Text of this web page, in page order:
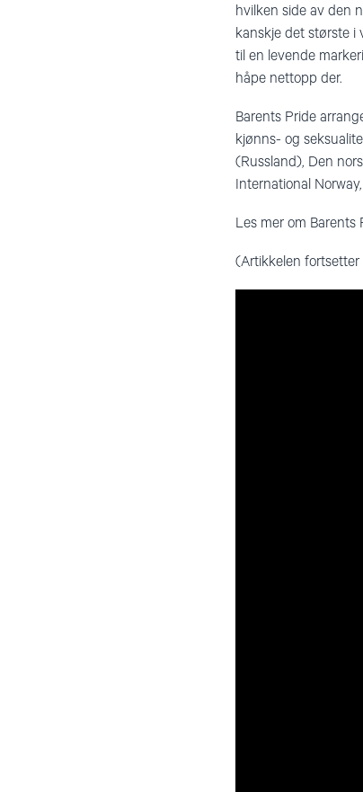
hvilken side av den
kanskje det største i
til en levende
håpe nettopp der.
Barents Pride
kjønns- og
(Russland), Den
International
Les mer om Barents
(Artikkelen